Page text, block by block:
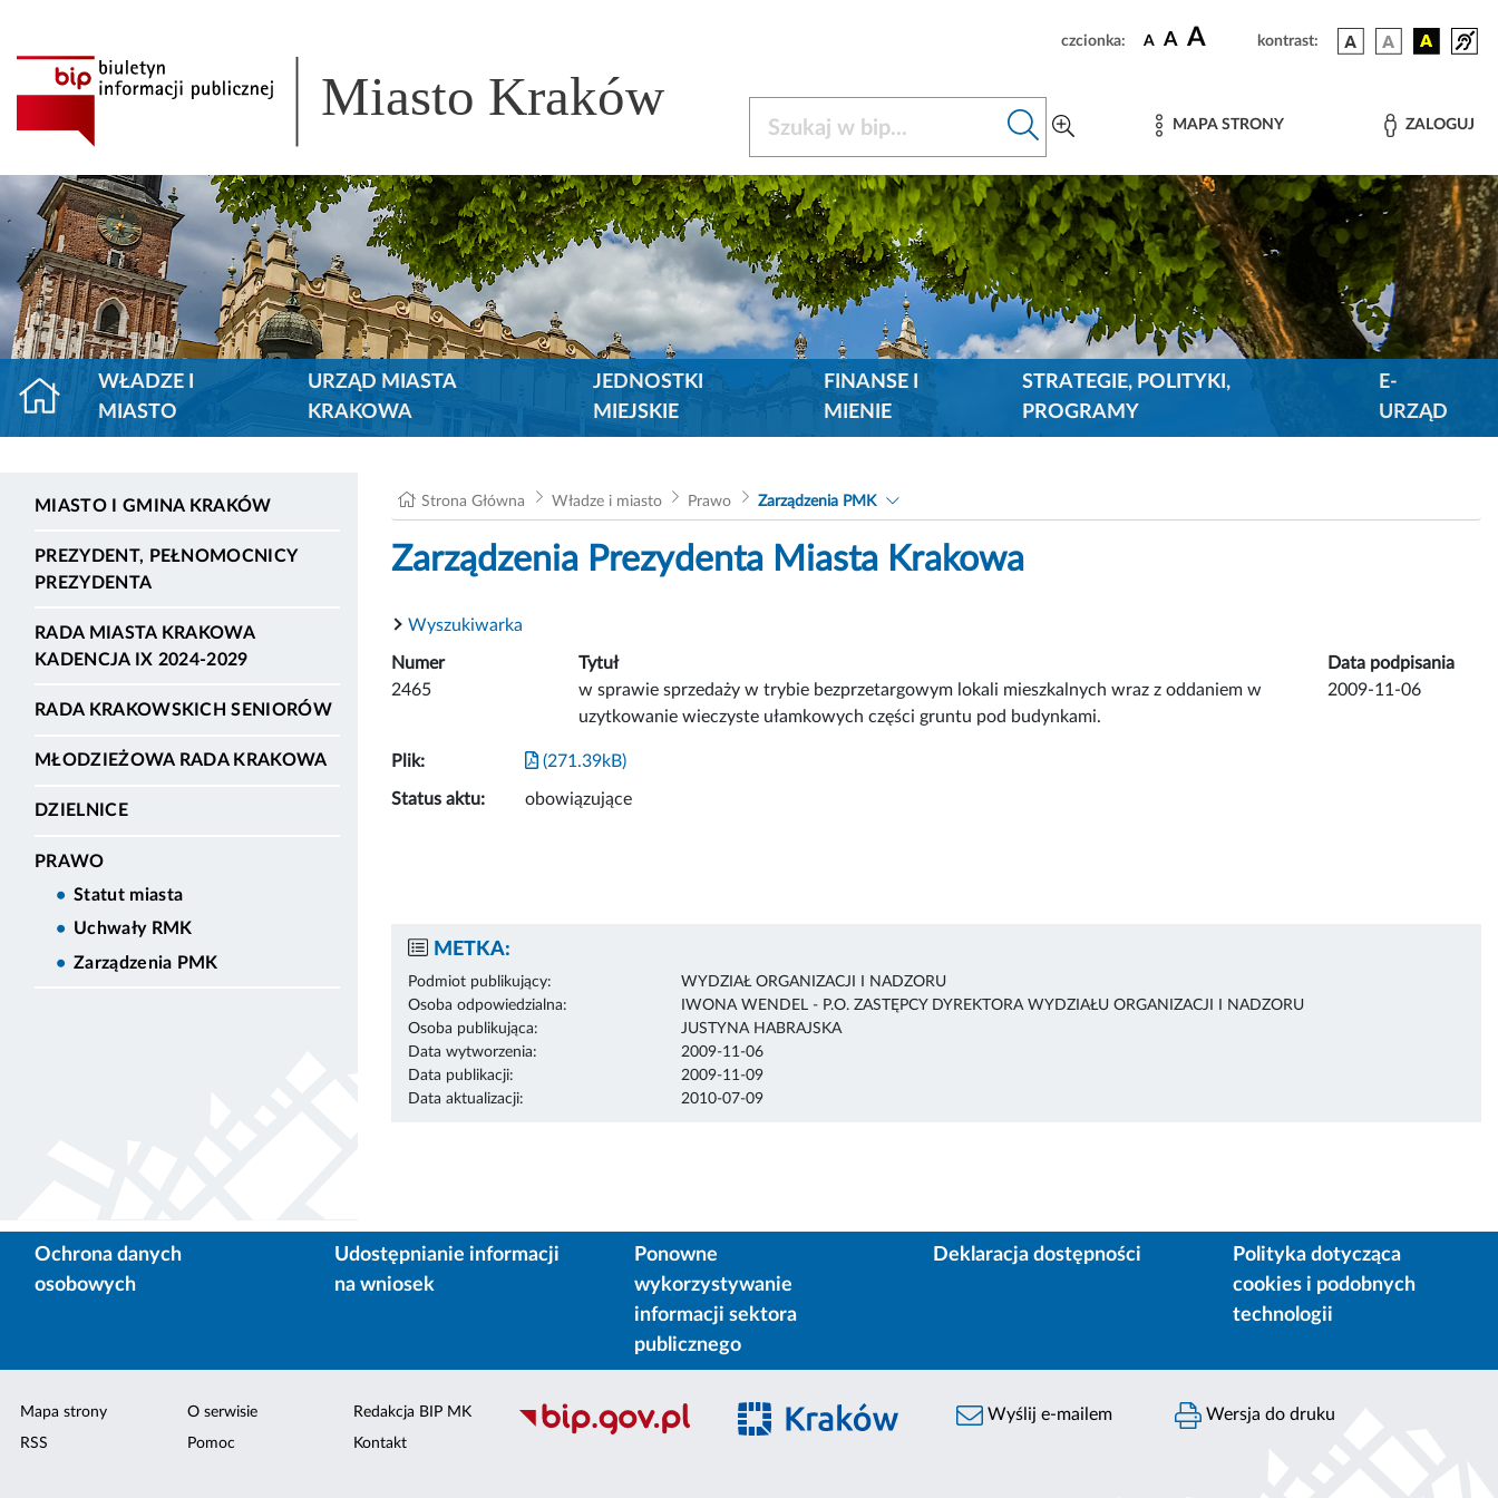
czcionka: A A A kontrast:
Miasto Kraków MAPA STRONY ZALOGUJ
WŁADZE I
MIASTO
URZĄD MIASTA
KRAKOWA
JEDNOSTKI
MIEJSKIE
FINANSE I
MIENIE
STRATEGIE, POLITYKI,
PROGRAMY
E-
URZĄD
MIASTO I GMINA KRAKÓW
PREZYDENT, PEŁNOMOCNICY
PREZYDENTA
RADA MIASTA KRAKOWA
KADENCJA IX 2024-2029
RADA KRAKOWSKICH SENIORÓW
MŁODZIEŻOWA RADA KRAKOWA
DZIELNICE
PRAWO
Statut miasta
Uchwały RMK
Zarządzenia PMK
Strona Główna Władze i miasto Prawo Zarządzenia PMK
Zarządzenia Prezydenta Miasta Krakowa
Wyszukiwarka
Numer Tytuł
Data podpisania
2465
w sprawie sprzedaży w trybie bezprzetargowym lokali mieszkalnych wraz z oddaniem w
uzytkowanie wieczyste ułamkowych części gruntu pod budynkami.
2009-11-06
Plik: (271.39kB)
Status aktu: obowiązujące
METKA:
Podmiot publikujący:
WYDZIAŁ ORGANIZACJI I NADZORU
Osoba odpowiedzialna:
IWONA WENDEL - P.O. ZASTĘPCY DYREKTORA WYDZIAŁU ORGANIZACJI I NADZORU
Osoba publikująca:
JUSTYNA HABRAJSKA
Data wytworzenia:
2009-11-06
Data publikacji:
2009-11-09
Data aktualizacji:
2010-07-09
Ochrona danych
osobowych
Udostępnianie informacji
na wniosek
Ponowne
wykorzystywanie
informacji sektora
publicznego
Deklaracja dostępności
Polityka dotycząca
cookies i podobnych
technologii
Mapa strony
RSS
O serwisie
Pomoc
Redakcja BIP MK
Kontakt
Wyślij e-mailem Wersja do druku